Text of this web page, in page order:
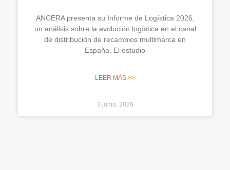
ANCERA presenta su Informe de Logística 2026,
un análisis sobre la evolución logística en el canal
de distribución de recambios multimarca en
España. El estudio
LEER MÁS >>
3 junio, 2026